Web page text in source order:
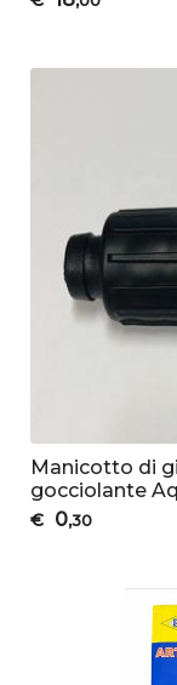
Manicotto di
gocciolante
€ 0,30